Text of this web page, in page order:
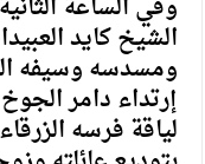
الشيخ كايد
ومسدسه وسيفه
إرتداء دامر
لياقة فرسه